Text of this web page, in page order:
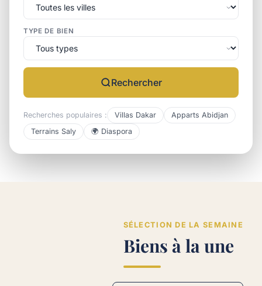
TYPE DE BIEN
Rechercher
Recherches populaires : Villas Dakar
Apparts Abidjan
Terrains Saly
🌍 Diaspora
SÉLECTION DE LA SEMAINE
Biens à la une